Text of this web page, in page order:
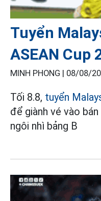
Tuyển
ASEAN Cup
MINH PHONG | 08/08/
Tối 8.8, tuyển
để giành vé vào
ngôi nhì bảng B